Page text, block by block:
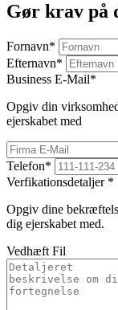
Gør krav på
Fornavn*
Efternavn*
Business E-Mail*
Opgiv din
ejerskabet med
Telefon*
Verfikationsdetaljer *
Opgiv dine
dig ejerskabet med.
Vedhæft Fil